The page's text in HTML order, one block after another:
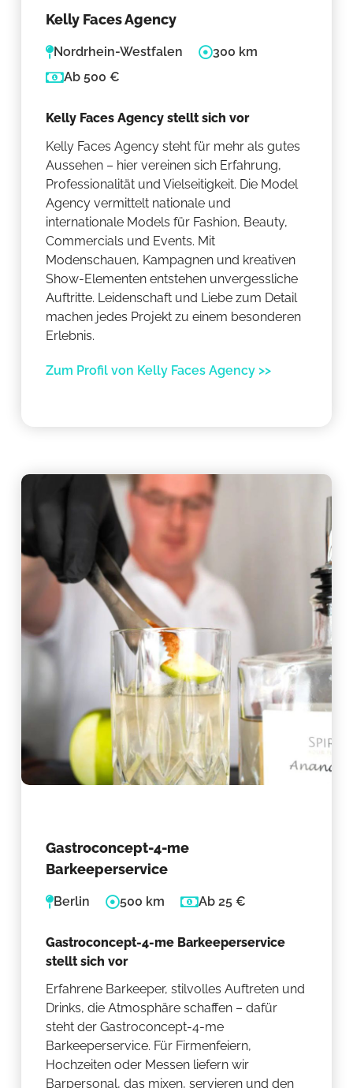
Kelly Faces Agency
Nordrhein-Westfalen
300 km
Ab 500 €
Kelly Faces Agency stellt sich vor
Kelly Faces Agency steht für mehr als gutes
Aussehen – hier vereinen sich Erfahrung,
Professionalität und Vielseitigkeit. Die Model
Agency vermittelt nationale und
internationale Models für Fashion, Beauty,
Commercials und Events. Mit
Modenschauen, Kampagnen und kreativen
Show-Elementen entstehen unvergessliche
Auftritte. Leidenschaft und Liebe zum Detail
machen jedes Projekt zu einem besonderen
Erlebnis.
Zum Profil von Kelly Faces Agency >>
Gastroconcept-4-me
Barkeeperservice
Berlin 500 km Ab 25 €
Gastroconcept-4-me Barkeeperservice
stellt sich vor
Erfahrene Barkeeper, stilvolles Auftreten und
Drinks, die Atmosphäre schaffen – dafür
steht der Gastroconcept-4-me
Barkeeperservice. Für Firmenfeiern,
Hochzeiten oder Messen liefern wir
Barpersonal, das mixen, servieren und den